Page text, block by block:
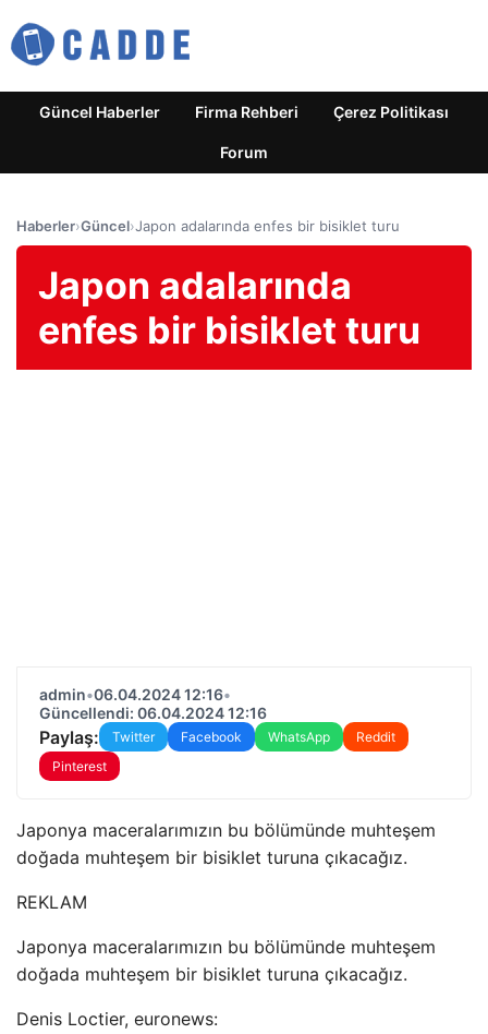
Güncel Haberler Firma Rehberi Çerez Politikası
Forum
Haberler›Güncel›Japon adalarında enfes bir bisiklet turu
Japon adalarında
enfes bir bisiklet turu
admin•06.04.2024 12:16•
Güncellendi: 06.04.2024 12:16
Paylaş: Twitter Facebook WhatsApp
Reddit
Pinterest
Japonya maceralarımızın bu bölümünde muhteşem
doğada muhteşem bir bisiklet turuna çıkacağız.
REKLAM
Japonya maceralarımızın bu bölümünde muhteşem
doğada muhteşem bir bisiklet turuna çıkacağız.
Denis Loctier, euronews: